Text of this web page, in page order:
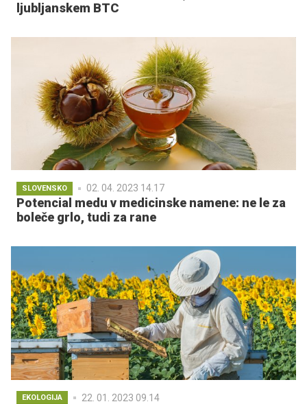
ljubljanskem BTC
SLOVENSKO 02. 04. 2023 14.17
Potencial medu v medicinske namene: ne le za
boleče grlo, tudi za rane
EKOLOGIJA 22. 01. 2023 09.14